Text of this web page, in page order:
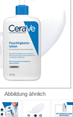
Abbildung ähnlich